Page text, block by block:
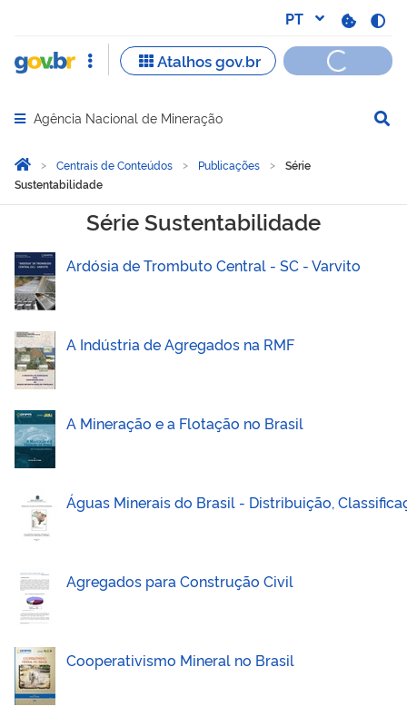
Abrir menu principal de navegação
Agência Nacional de Mineração
Você está aqui:
Página Inicial
Centrais de Conteúdos Publicações
Série
Sustentabilidade
Série Sustentabilidade
Série Sustentabilidade
Ardósia de Trombuto Central - SC - Varvito
A Indústria de Agregados na RMF
A Mineração e a Flotação no Brasil
Águas Minerais do Brasil - Distribuição,
Agregados para Construção Civil
Cooperativismo Mineral no Brasil